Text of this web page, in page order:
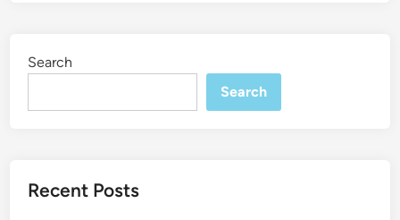
Search
Search
Recent Posts